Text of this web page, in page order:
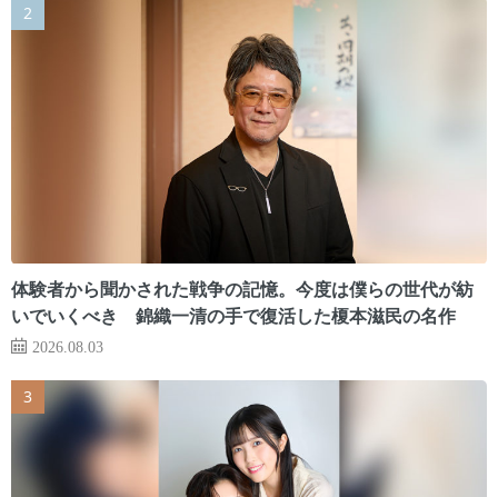
体験者から聞かされた戦争の記憶。今度は僕らの世代が紡
いでいくべき 錦織一清の手で復活した榎本滋民の名作
2026.08.03